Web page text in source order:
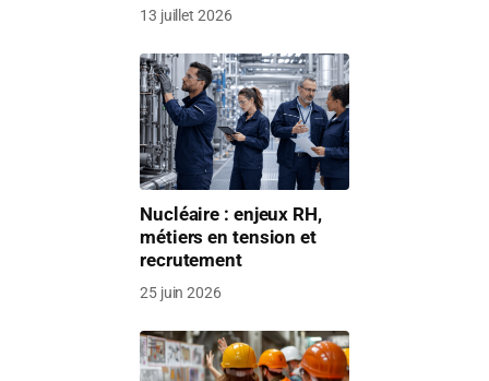
13 juillet 2026
Nucléaire : enjeux RH,
métiers en tension et
recrutement
25 juin 2026